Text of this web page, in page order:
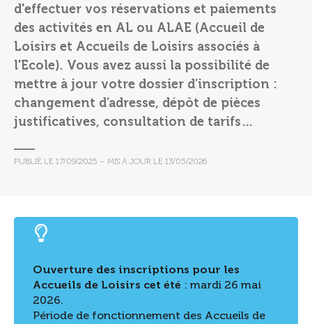
d'effectuer vos réservations et paiements
des activités en AL ou ALAE (Accueil de
Loisirs et Accueils de Loisirs associés à
l'Ecole). Vous avez aussi la possibilité de
mettre à jour votre dossier d’inscription :
changement d’adresse, dépôt de pièces
justificatives, consultation de tarifs…
PUBLIÉ LE 17/09/2025 – MIS À JOUR LE 13/05/2026
Ouverture des inscriptions pour les
Accueils de Loisirs cet été : mardi 26 mai
2026.
Période de fonctionnement des Accueils de